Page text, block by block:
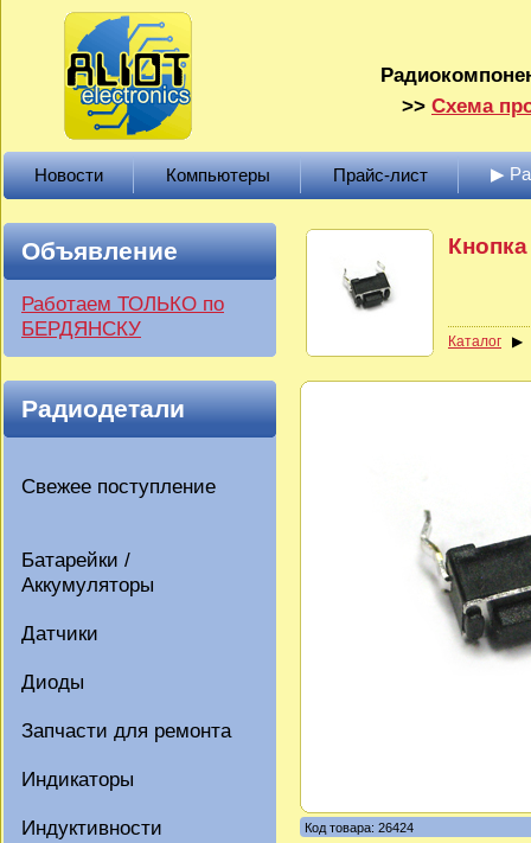
>> Схема
Новости Компьютеры Прайс-лист ▶
Объявление
Работаем ТОЛЬКО по
БЕРДЯНСКУ
Радиодетали
Свежее поступление
Батарейки /
Аккумуляторы
Датчики
Диоды
Запчасти для ремонта
Индикаторы
Индуктивности
Каталог
Код товара: 26424